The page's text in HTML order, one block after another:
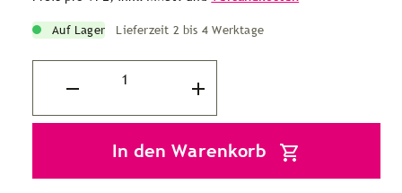
Auf Lager Lieferzeit 2 bis 4 Werktage
In den Warenkorb